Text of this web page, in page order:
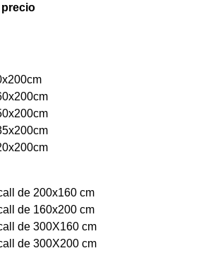
precio
de 200x160 cm
de 160x200 cm
de 300X160 cm
de 300X200 cm